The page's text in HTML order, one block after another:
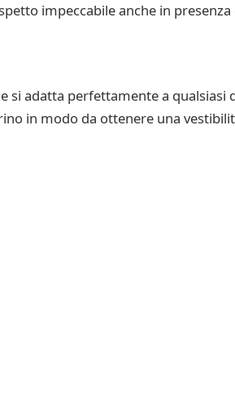
impeccabile anche in
si adatta perfettamente a qualsiasi
in modo da ottenere una